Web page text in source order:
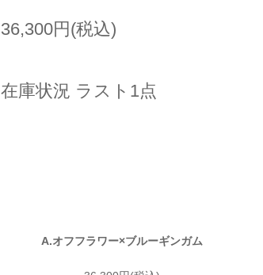
36,300円(税込)
在庫状況 ラスト1点
A.オフフラワー×ブルーギンガム